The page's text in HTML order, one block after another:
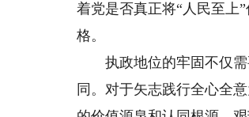
着党是否真正将“人民至上
格。
执政地位的牢固不仅需
同。对于矢志践行全心全